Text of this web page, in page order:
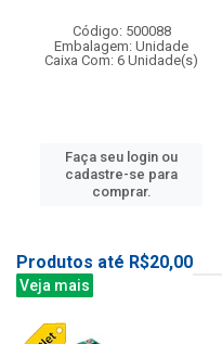
Código: 500088
Embalagem: Unidade
Caixa Com: 6 Unidade(s)
Faça seu login ou
cadastre-se para
comprar.
Produtos até R$20,00
Veja mais